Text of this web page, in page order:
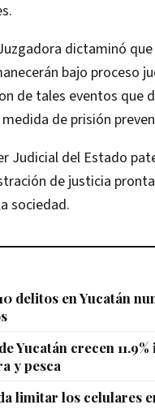
dictaminó
bajo proceso
de tales eventos que
de prisión
Judicial del Estado
de justicia
sociedad.
delitos en Yucatán
Yucatán crecen
y pesca
limitar los celulares